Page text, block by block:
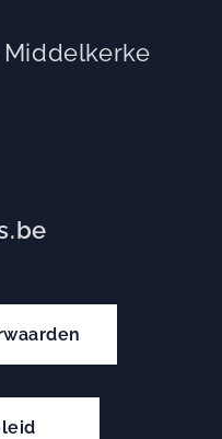
Middelkerke